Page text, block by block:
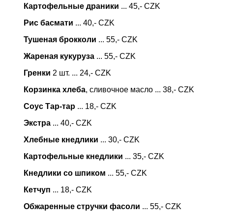
Картофельные драники ... 45,- CZK
Рис басмати ... 40,- CZK
Тушеная брокколи ... 55,- CZK
Жареная кукуруза ... 55,- CZK
Гренки 2 шт. ... 24,- CZK
Корзинка хлеба, сливочное масло ... 38,- CZK
Соус Тар-тар ... 18,- CZK
Экстра ... 40,- CZK
Хлебные кнедлики ... 30,- CZK
Картофельные кнедлики ... 35,- CZK
Кнедлики со шпиком ... 55,- CZK
Кетчуп ... 18,- CZK
Обжаренные стручки фасоли ... 55,- CZK